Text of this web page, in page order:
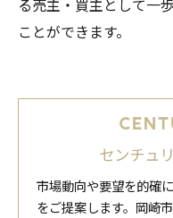
る売主・買主として一
ことができます。
センチュ
市場動向や要望を的確
をご提案します。岡崎